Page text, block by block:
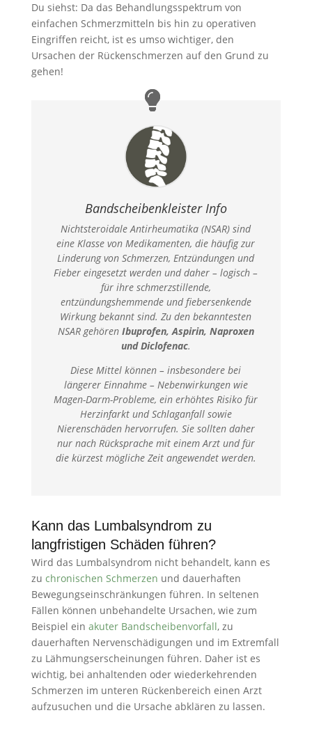
Du siehst: Da das Behandlungsspektrum von
einfachen Schmerzmitteln bis hin zu operativen
Eingriffen reicht, ist es umso wichtiger, den
Ursachen der Rückenschmerzen auf den Grund zu
gehen!
Bandscheibenkleister Info
Nichtsteroidale Antirheumatika (NSAR) sind
eine Klasse von Medikamenten, die häufig zur
Linderung von Schmerzen, Entzündungen und
Fieber eingesetzt werden und daher – logisch –
für ihre schmerzstillende,
entzündungshemmende und fiebersenkende
Wirkung bekannt sind.Zu den bekanntesten
NSAR gehören Ibuprofen, Aspirin, Naproxen
und Diclofenac.
Diese Mittel können – insbesondere bei
längerer Einnahme – Nebenwirkungen wie
Magen-Darm-Probleme, ein erhöhtes Risiko für
Herzinfarkt und Schlaganfall sowie
Nierenschäden hervorrufen. Sie sollten daher
nur nach Rücksprache mit einem Arzt und für
die kürzest mögliche Zeit angewendet werden.
Kann das Lumbalsyndrom zu
langfristigen Schäden führen?
Wird das Lumbalsyndrom nicht behandelt, kann es
zu chronischen Schmerzen und dauerhaften
Bewegungseinschränkungen führen. In seltenen
Fällen können unbehandelte Ursachen, wie zum
Beispiel ein akuter Bandscheibenvorfall, zu
dauerhaften Nervenschädigungen und im Extremfall
zu Lähmungserscheinungen führen. Daher ist es
wichtig, bei anhaltenden oder wiederkehrenden
Schmerzen im unteren Rückenbereich einen Arzt
aufzusuchen und die Ursache abklären zu lassen.